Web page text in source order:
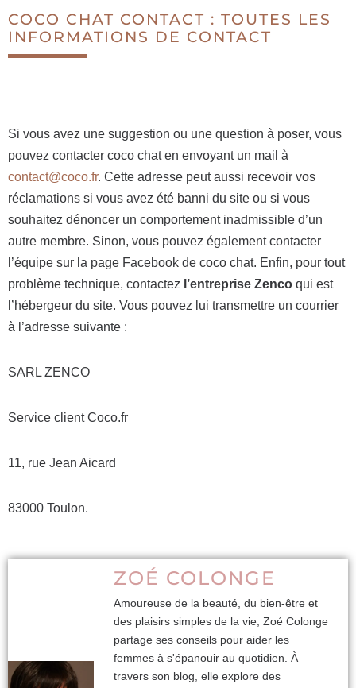
COCO CHAT CONTACT : TOUTES LES
INFORMATIONS DE CONTACT
Si vous avez une suggestion ou une question à poser, vous
pouvez contacter coco chat en envoyant un mail à
contact@coco.fr. Cette adresse peut aussi recevoir vos
réclamations si vous avez été banni du site ou si vous
souhaitez dénoncer un comportement inadmissible d’un
autre membre. Sinon, vous pouvez également contacter
l’équipe sur la page Facebook de coco chat. Enfin, pour tout
problème technique, contactez l’entreprise Zenco qui est
l’hébergeur du site. Vous pouvez lui transmettre un courrier
à l’adresse suivante :
SARL ZENCO
Service client Coco.fr
11, rue Jean Aicard
83000 Toulon.
ZOÉ COLONGE
Amoureuse de la beauté, du bien-être et
des plaisirs simples de la vie, Zoé Colonge
partage ses conseils pour aider les
femmes à s'épanouir au quotidien. À
travers son blog, elle explore des